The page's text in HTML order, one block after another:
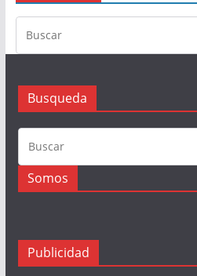
Busqueda
Somos
Publicidad